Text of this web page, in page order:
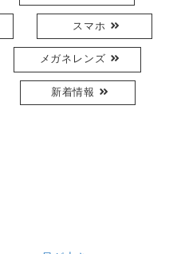
スマホ
メガネレンズ
新着情報